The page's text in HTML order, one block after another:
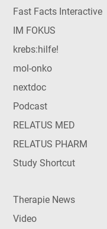
Fast Facts Interactive
IM FOKUS
krebs:hilfe!
mol-onko
nextdoc
Podcast
RELATUS MED
RELATUS PHARM
Study Shortcut
Therapie News
Video